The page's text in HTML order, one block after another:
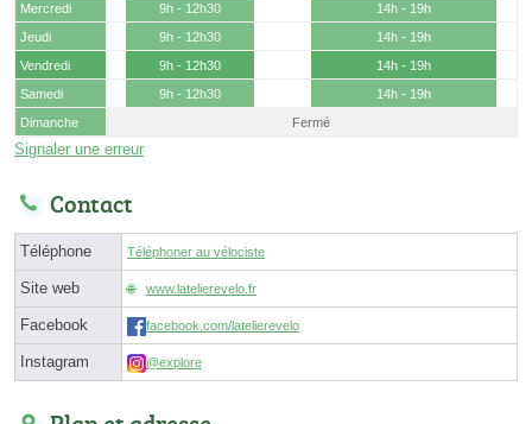
Mercredi
9h - 12h30
14h - 19h
Jeudi
9h - 12h30
14h - 19h
Vendredi
9h - 12h30
14h - 19h
Samedi
9h - 12h30
14h - 19h
Dimanche
Fermé
Signaler une erreur
Contact
Téléphone Téléphoner au vélociste
Site web www.latelierevelo.fr
Facebook facebook.com/latelierevelo
Instagram @explore